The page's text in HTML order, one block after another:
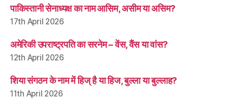
पाकिस्तानी सेनाध्यक्ष का नाम आसिम, असीम या असिम?
17th April 2026
अमेरिकी उपराष्ट्रपति का सरनेम – वेंस, वैंस या वांस?
12th April 2026
शिया संगठन के नाम में हिज् है या हिज, बुल्ला या बुल्लाह?
11th April 2026